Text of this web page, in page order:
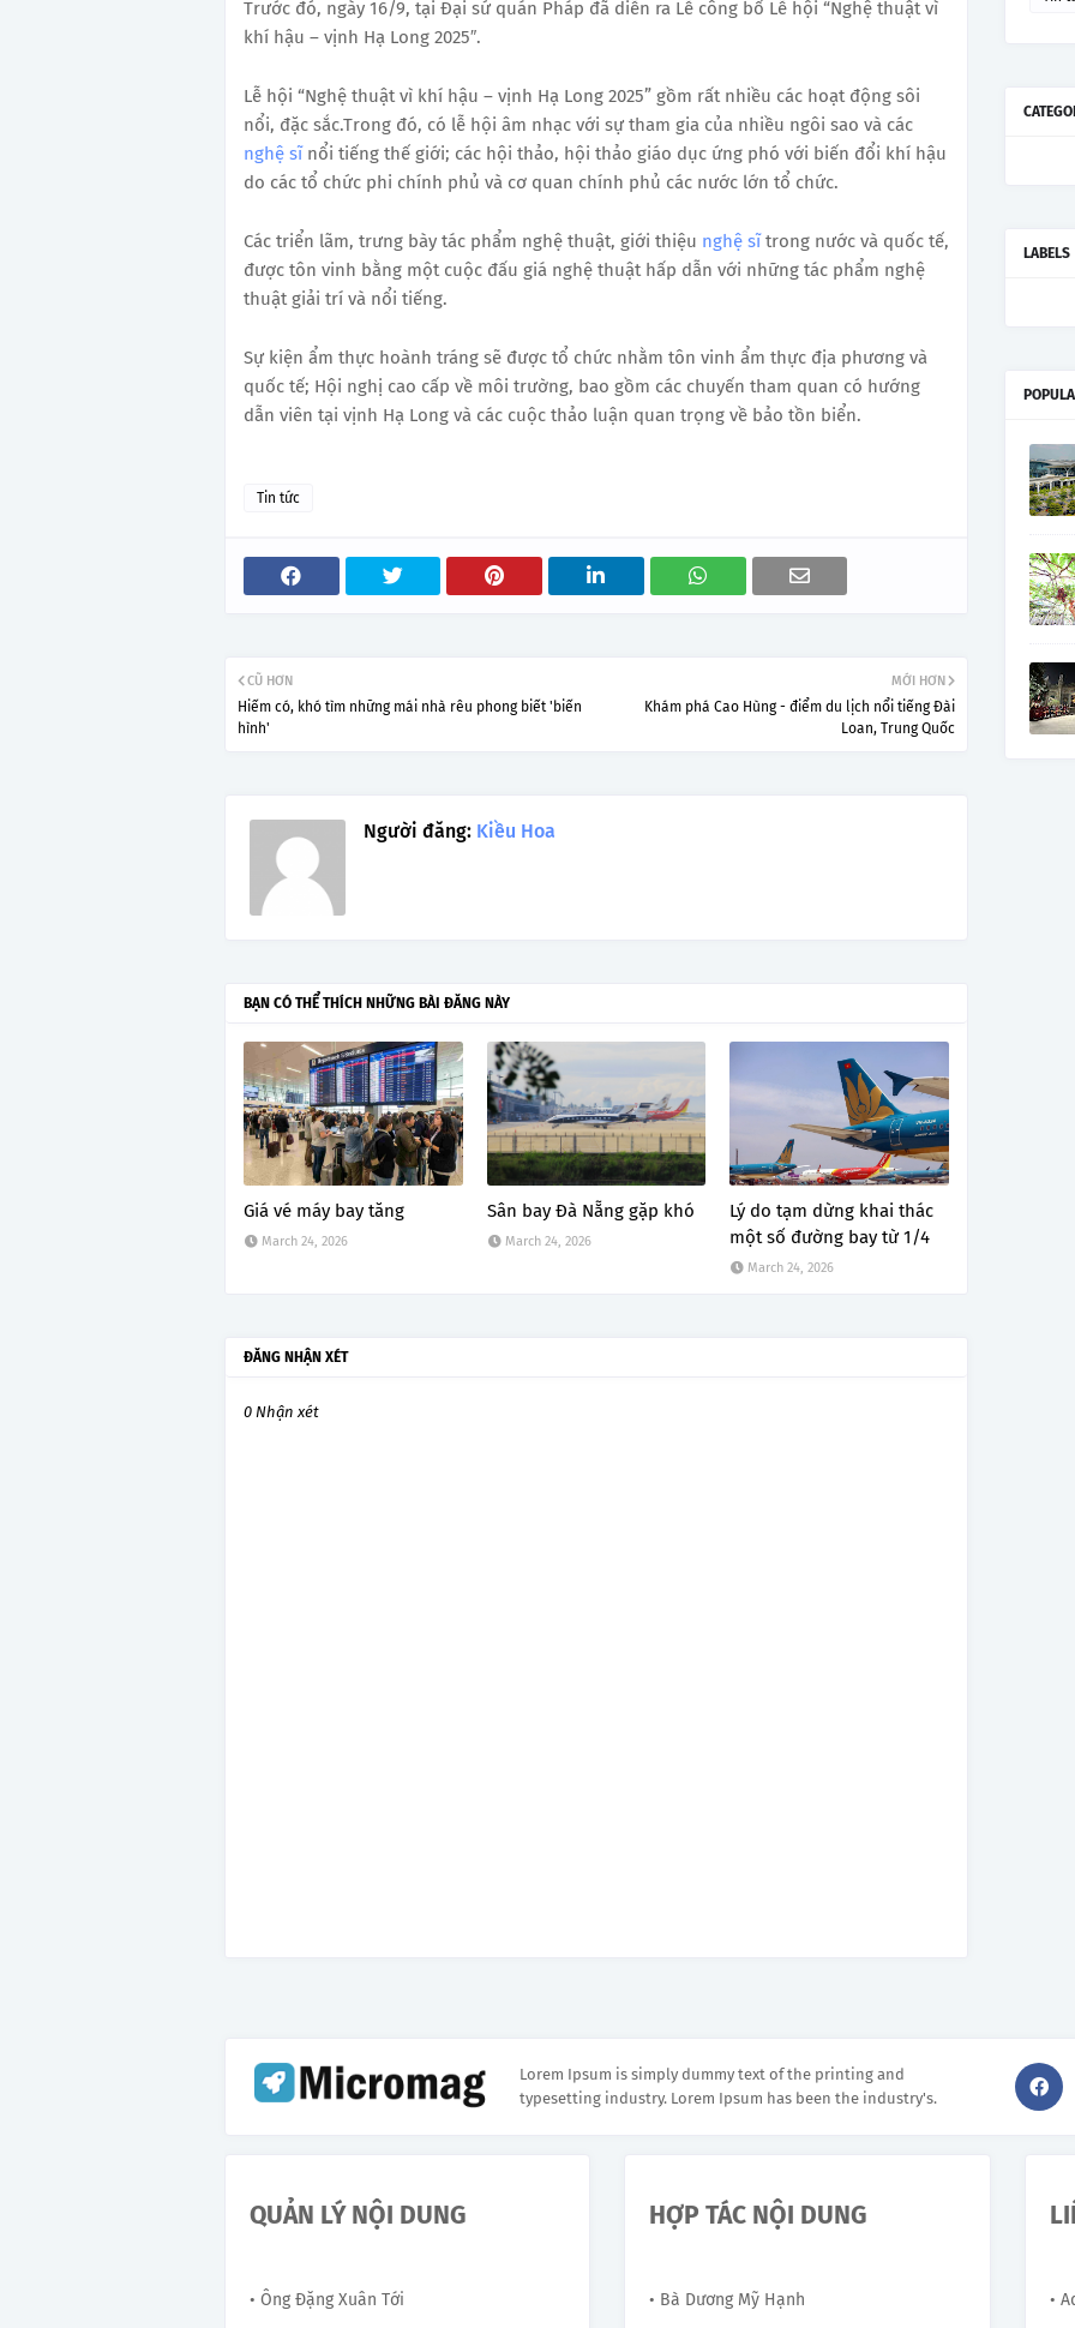
Trước đó, ngày 16/9, tại Đại sứ quán Pháp đã diễn ra Lễ công bố Lễ hội “Nghệ thuật vì
khí hậu – vịnh Hạ Long 2025″.
Lễ hội “Nghệ thuật vì khí hậu – vịnh Hạ Long 2025” gồm rất nhiều các hoạt động sôi
nổi, đặc sắc.Trong đó, có lễ hội âm nhạc với sự tham gia của nhiều ngôi sao và các
nghệ sĩnổi tiếng thế giới; các hội thảo, hội thảo giáo dục ứng phó với biến đổi khí hậu
do các tổ chức phi chính phủ và cơ quan chính phủ các nước lớn tổ chức.
Các triển lãm, trưng bày tác phẩm nghệ thuật, giới thiệu nghệ sĩtrong nước và quốc tế,
được tôn vinh bằng một cuộc đấu giá nghệ thuật hấp dẫn với những tác phẩm nghệ
thuật giải trí và nổi tiếng.
Sự kiện ẩm thực hoành tráng sẽ được tổ chức nhằm tôn vinh ẩm thực địa phương và
quốc tế; Hội nghị cao cấp về môi trường, bao gồm các chuyến tham quan có hướng
dẫn viên tại vịnh Hạ Long và các cuộc thảo luận quan trọng về bảo tồn biển.
Tin tức
MỚI HƠN
Khám phá Cao Hùng - điểm du lịch nổi tiếng Đài
Loan, Trung Quốc
CŨ HƠN
Hiếm có, khó tìm những mái nhà rêu phong biết 'biến
hình'
Người đăng: Kiều Hoa
BẠN CÓ THỂ THÍCH NHỮNG BÀI ĐĂNG NÀY
Giá vé máy bay tăng
March 24, 2026
Sân bay Đà Nẵng gặp khó
March 24, 2026
Lý do tạm dừng khai thác
một số đường bay từ 1/4
March 24, 2026
ĐĂNG NHẬN XÉT
0 Nhận xét
LABELS
Lorem Ipsum is simply dummy text of the printing and
typesetting industry. Lorem Ipsum has been the industry's.
QUẢN LÝ NỘI DUNG
• Ông Đặng Xuân Tới
HỢP TÁC NỘI DUNG
• Bà Dương Mỹ Hạnh
•